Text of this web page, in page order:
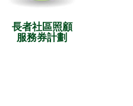
長者社區照顧
服務券計劃